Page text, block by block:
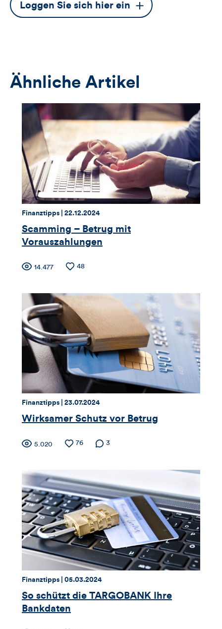
Dieser
Button
Loggen Sie sich hier ein
Ähnliche Artikel
Thema:
Finanztipps | Datum:
22.12.2024
Scamming – Betrug mit
Vorauszahlungen
Zähler
für
Views,
Likes
und
Kommentare
dieses
Artikels
Anzahl14.477
Anzahl
48
Thema:
Finanztipps | Datum:
23.07.2024
Wirksamer Schutz vor Betrug
Zähler
für
Views,
Likes
und
Kommentare
dieses
Artikels
Anzahl5.020
Anzahl
76
Anzahl der
3
Thema:
Finanztipps | Datum:
05.03.2024
So schützt die TARGOBANK Ihre
Bankdaten